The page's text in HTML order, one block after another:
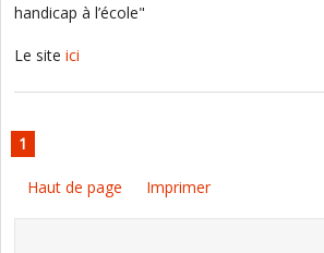
handicap à l’école"
Le site ici
1
Haut de page Imprimer